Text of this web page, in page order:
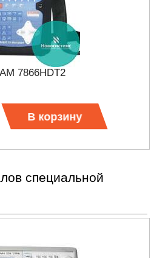
7866HDT2
В корзину
специальной